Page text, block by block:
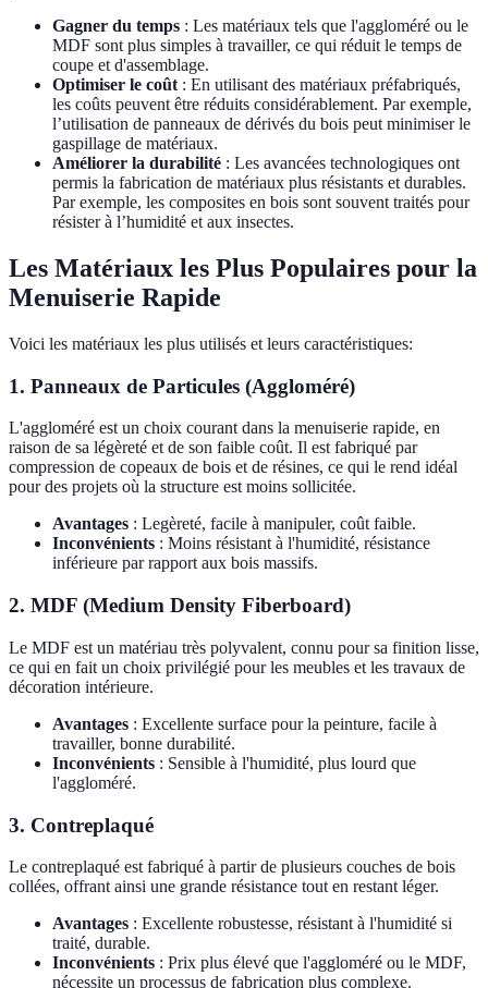
Gagner du temps : Les matériaux tels que l'aggloméré ou le
MDF sont plus simples à travailler, ce qui réduit le temps de
coupe et d'assemblage.
Optimiser le coût : En utilisant des matériaux préfabriqués,
les coûts peuvent être réduits considérablement. Par exemple,
l’utilisation de panneaux de dérivés du bois peut minimiser le
gaspillage de matériaux.
Améliorer la durabilité : Les avancées technologiques ont
permis la fabrication de matériaux plus résistants et durables.
Par exemple, les composites en bois sont souvent traités pour
résister à l’humidité et aux insectes.
Les Matériaux les Plus Populaires pour la
Menuiserie Rapide
Voici les matériaux les plus utilisés et leurs caractéristiques:
1. Panneaux de Particules (Aggloméré)
L'aggloméré est un choix courant dans la menuiserie rapide, en
raison de sa légèreté et de son faible coût. Il est fabriqué par
compression de copeaux de bois et de résines, ce qui le rend idéal
pour des projets où la structure est moins sollicitée.
Avantages : Legèreté, facile à manipuler, coût faible.
Inconvénients : Moins résistant à l'humidité, résistance
inférieure par rapport aux bois massifs.
2. MDF (Medium Density Fiberboard)
Le MDF est un matériau très polyvalent, connu pour sa finition lisse,
ce qui en fait un choix privilégié pour les meubles et les travaux de
décoration intérieure.
Avantages : Excellente surface pour la peinture, facile à
travailler, bonne durabilité.
Inconvénients : Sensible à l'humidité, plus lourd que
l'aggloméré.
3. Contreplaqué
Le contreplaqué est fabriqué à partir de plusieurs couches de bois
collées, offrant ainsi une grande résistance tout en restant léger.
Avantages : Excellente robustesse, résistant à l'humidité si
traité, durable.
Inconvénients : Prix plus élevé que l'aggloméré ou le MDF,
nécessite un processus de fabrication plus complexe.